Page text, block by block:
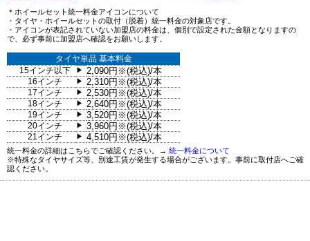
＊ホイールセット統一料金アイコンについて
・タイヤ・ホイールセットの取付（脱着）統一料金の対象店です。
・アイコンが表記されていない加盟店の料金は、個別で設定された金額となりますの
で、必ず事前に加盟店へ確認をお願いします。
タイヤ単品 基本料金
15インチ以下
▶ 2,090円※(税込)/本
16インチ ▶ 2,310円※(税込)/本
17インチ ▶ 2,530円※(税込)/本
18インチ ▶ 2,640円※(税込)/本
19インチ ▶ 3,520円※(税込)/本
20インチ ▶ 3,960円※(税込)/本
21インチ ▶ 4,510円※(税込)/本
統一料金の詳細はこちらでご確認ください。→ 統一料金について
※特殊なタイヤサイズ等、別途工賃が発生する場合がございます。事前に取付店へご確
認ください。